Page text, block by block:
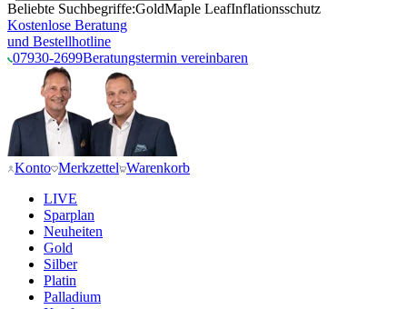
Beliebte Suchbegriffe:GoldMaple LeafInflationsschutz
Kostenlose Beratung
und Bestellhotline
07930-2699Beratungstermin vereinbaren
Konto Merkzettel Warenkorb
LIVE
Sparplan
Neuheiten
Gold
Silber
Platin
Palladium